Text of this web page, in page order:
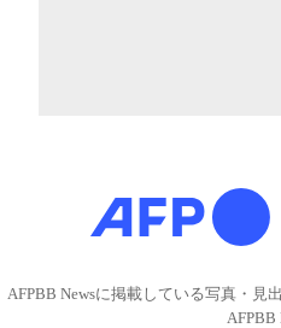
AFPBB Newsに掲載している写真・
AFPBB